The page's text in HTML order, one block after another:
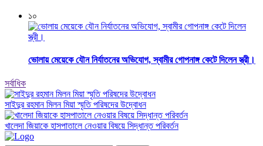
১০
ভোলায় মেয়েকে যৌন নির্যাতনের অভিযোগ, স্বামীর গোপনাঙ্গ কেটে দিলেন স্ত্রী।
সর্বাধিক
সাইদুর রহমান মিলন মিয়া স্মৃতি পরিষদের উদ্বোধন
খালেদা জিয়াকে হাসপাতালে নেওয়ার বিষয়ে সিদ্ধান্ত পরিবর্তন